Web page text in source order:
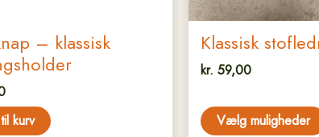
– klassisk
kurv
Klassisk
kr. 59,00
Vælg muligheder